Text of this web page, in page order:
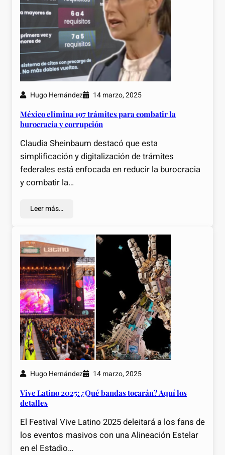
Hugo Hernández 14 marzo, 2025
México elimina 197 trámites para combatir la
burocracia y corrupción
Claudia Sheinbaum destacó que esta
simplificación y digitalización de trámites
federales está enfocada en reducir la burocracia
y combatir la…
Leer más…
Hugo Hernández 14 marzo, 2025
Vive Latino 2025: ¿Qué bandas tocarán? Aquí los
detalles
El Festival Vive Latino 2025 deleitará a los fans de
los eventos masivos con una Alineación Estelar
en el Estadio…